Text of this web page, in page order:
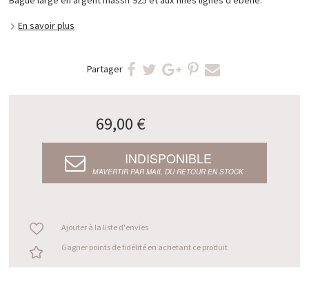
En savoir plus
Partager
69,00 €
INDISPONIBLE
M’AVERTIR PAR MAIL DU RETOUR EN STOCK
Ajouter à la liste d'envies
Gagner points de fidélité en achetant ce produit